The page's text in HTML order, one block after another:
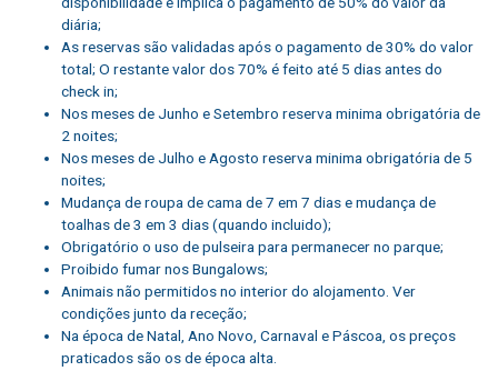
diária;
As reservas são validadas após o pagamento de 30% do valor
total; O restante valor dos 70% é feito até 5 dias antes do
check in;
Nos meses de Junho e Setembro reserva minima obrigatória de
2 noites;
Nos meses de Julho e Agosto reserva minima obrigatória de 5
noites;
Mudança de roupa de cama de 7 em 7 dias e mudança de
toalhas de 3 em 3 dias (quando incluido);
Obrigatório o uso de pulseira para permanecer no parque;
Proibido fumar nos Bungalows;
Animais não permitidos no interior do alojamento. Ver
condições junto da receção;
Na época de Natal, Ano Novo, Carnaval e Páscoa, os preços
praticados são os de época alta.